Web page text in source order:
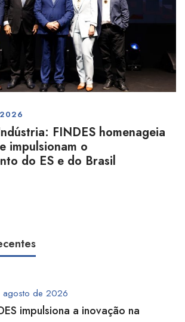
FINDES homenageia
impulsionam o
do ES e do Brasil
agosto de 2026
impulsiona a inovação na